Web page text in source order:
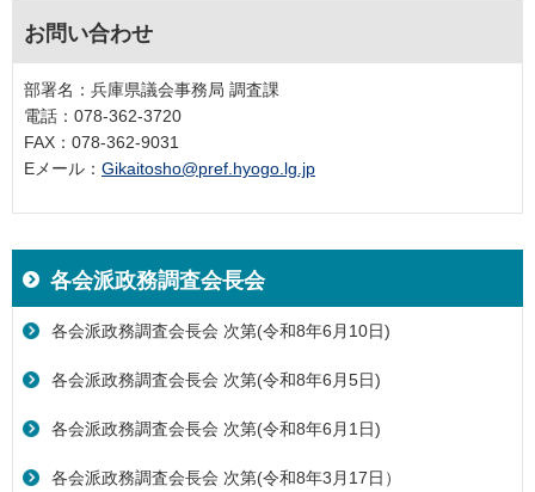
お問い合わせ
部署名：兵庫県議会事務局 調査課
電話：078-362-3720
FAX：078-362-9031
Eメール： Gikaitosho@pref.hyogo.lg.jp
各会派政務調査会長会
各会派政務調査会長会 次第(令和8年6月10日)
各会派政務調査会長会 次第(令和8年6月5日)
各会派政務調査会長会 次第(令和8年6月1日)
各会派政務調査会長会 次第(令和8年3月17日）